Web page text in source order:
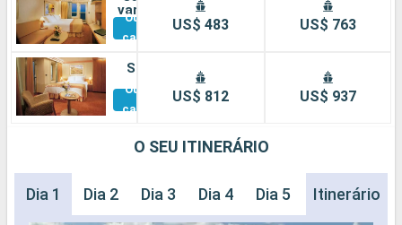
varanda
Outras
cabines
Suíte
Outras
cabines
US$ 483
US$ 812
US$ 763
US$ 937
O SEU ITINERÁRIO
Dia 1 Dia 2 Dia 3 Dia 4 Dia 5 Itinerário